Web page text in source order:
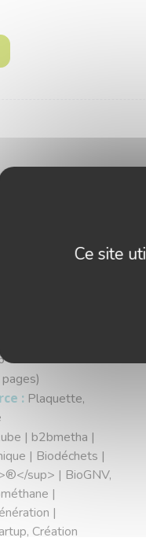
– Le réseau des
de la
et des gaz
en France
: Plaquette,
| b2bmetha |
| Biodéchets |
sup> | BioGNV,
|
|
Création
Ce site